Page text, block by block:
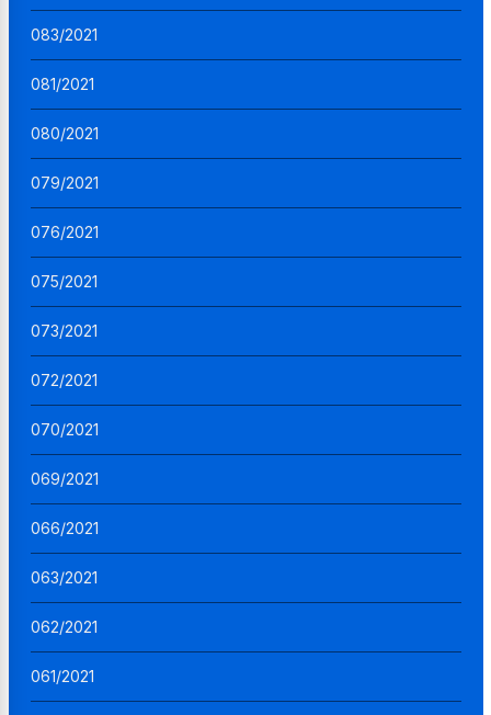
083/2021
081/2021
080/2021
079/2021
076/2021
075/2021
073/2021
072/2021
070/2021
069/2021
066/2021
063/2021
062/2021
061/2021